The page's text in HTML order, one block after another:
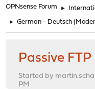
OPNsense Forum ►
► German - Deutsch
Passive FTP
Started by
PM